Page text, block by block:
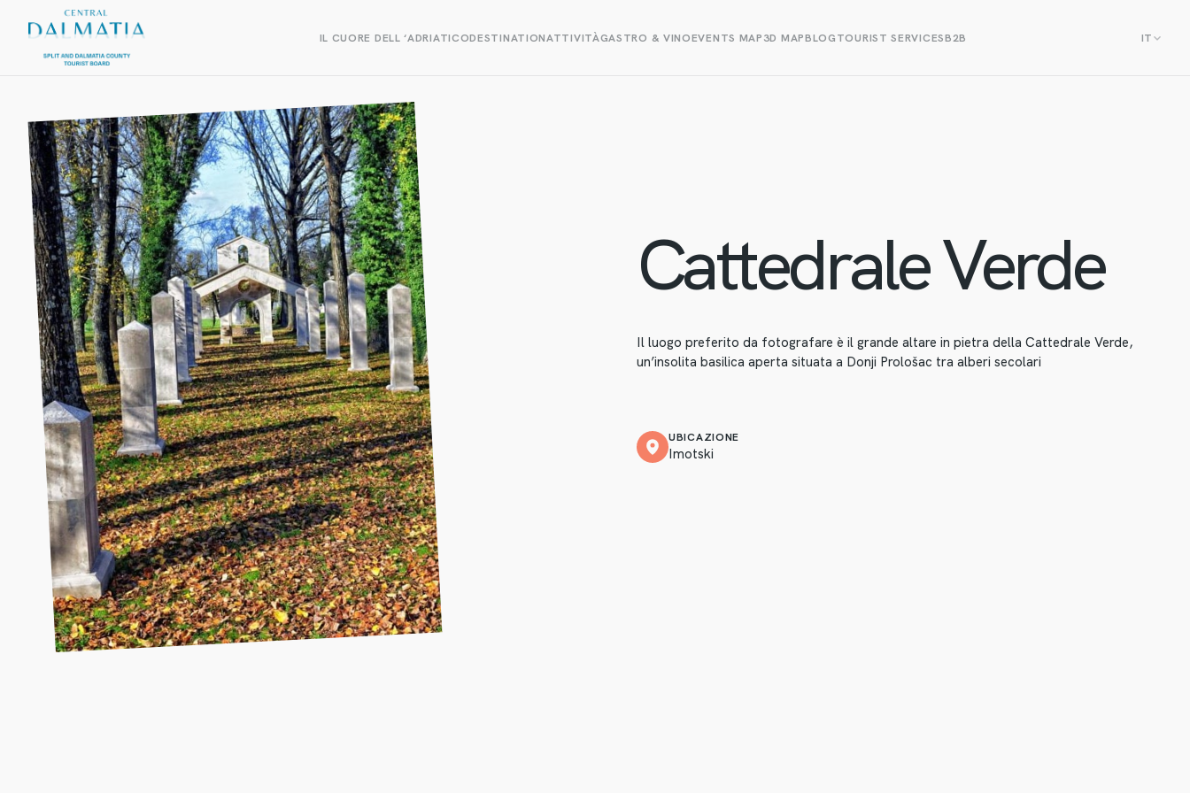
IL CUORE DELL ‘ADRIATICODESTINATIONATTIVITÀGASTRO & VINOEVENTS MAP3D MAPBLOGTOURIST SERVICESB2B IT
Cattedrale Verde
Il luogo preferito da fotografare è il grande altare in pietra della Cattedrale Verde,
un’insolita basilica aperta situata a Donji Prološac tra alberi secolari
UBICAZIONE
Imotski